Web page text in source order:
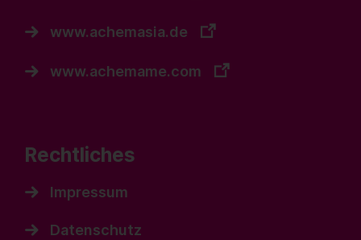
www.achemasia.de
www.achemame.com
Rechtliches
Impressum
Datenschutz